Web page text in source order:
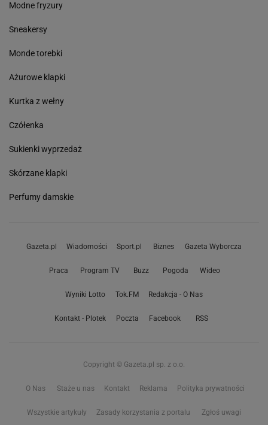
Modne fryzury
Sneakersy
Monde torebki
Ażurowe klapki
Kurtka z wełny
Czółenka
Sukienki wyprzedaż
Skórzane klapki
Perfumy damskie
Gazeta.pl Wiadomości Sport.pl Biznes Gazeta Wyborcza
Praca Program TV Buzz Pogoda Wideo
Wyniki Lotto Tok.FM Redakcja - O Nas
Kontakt - Plotek Poczta Facebook RSS
Copyright © Gazeta.pl sp. z o.o.
O Nas Staże u nas Kontakt Reklama Polityka prywatności
Wszystkie artykuły Zasady korzystania z portalu Zgłoś uwagi